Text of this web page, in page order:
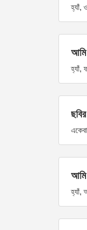
হ্যাঁ,
আমি
হ্যাঁ,
হ্যাঁ,